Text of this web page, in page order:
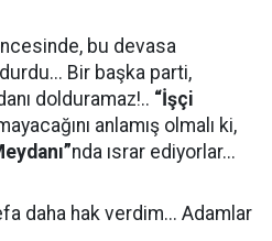
bu devasa
Bir başka parti,
dolduramaz!.. “İşçi
anlamış olmalı ki,
nda ısrar ediyorlar...
daha hak verdim... Adamlar